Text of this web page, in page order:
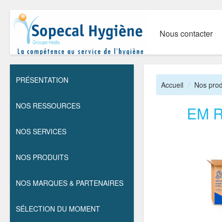
Nous contacter
PRÉSENTATION
NOS RESSOURCES
NOS SERVICES
NOS PRODUITS
NOS MARQUES & PARTENAIRES
SÉLECTION DU MOMENT
Accueil Nos
EM